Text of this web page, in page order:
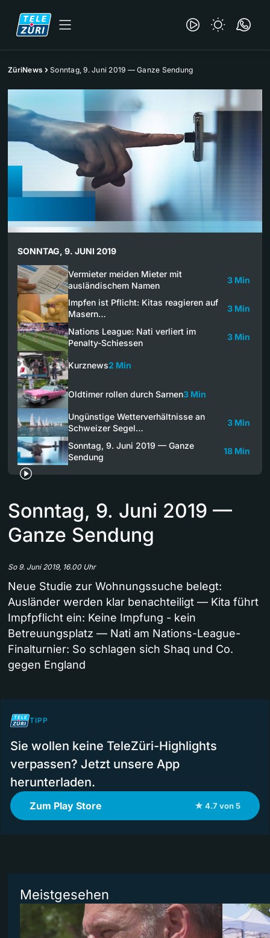
ZüriNews Sonntag, 9. Juni 2019 — Ganze Sendung
SONNTAG, 9. JUNI 2019
Vermieter meiden Mieter mit
ausländischem Namen
3 Min
Impfen ist Pflicht: Kitas reagieren auf
Masern…
3 Min
Nations League: Nati verliert im
Penalty-Schiessen
3 Min
Kurznews2 Min
Oldtimer rollen durch Sarnen3 Min
Ungünstige Wetterverhältnisse an
Schweizer Segel…
3 Min
Sonntag, 9. Juni 2019 — Ganze
Sendung
18 Min
Sonntag, 9. Juni 2019 —
Ganze Sendung
So 9. Juni 2019, 16.00 Uhr
Neue Studie zur Wohnungssuche belegt:
Ausländer werden klar benachteiligt — Kita führt
Impfpflicht ein: Keine Impfung - kein
Betreuungsplatz — Nati am Nations-League-
Finalturnier: So schlagen sich Shaq und Co.
gegen England
TIPP
Sie wollen keine TeleZüri-Highlights
verpassen? Jetzt unsere App
herunterladen.
Zum Play Store ★ 4.7 von 5
Meistgesehen